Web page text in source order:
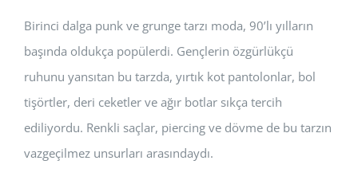
Birinci dalga punk ve grunge tarzı moda, 90’lı yılların
başında oldukça popülerdi. Gençlerin özgürlükçü
ruhunu yansıtan bu tarzda, yırtık kot pantolonlar, bol
tişörtler, deri ceketler ve ağır botlar sıkça tercih
ediliyordu. Renkli saçlar, piercing ve dövme de bu tarzın
vazgeçilmez unsurları arasındaydı.